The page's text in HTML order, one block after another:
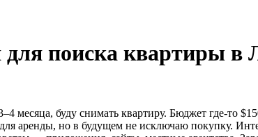
поиска квартиры в
месяца, буду снимать квартиру. Бюджет где-
аренды, но в будущем не исключаю покупку.